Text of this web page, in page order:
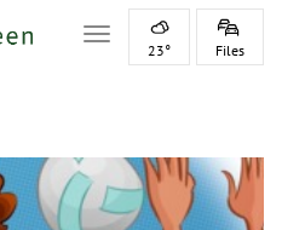
Toggle navigation
23° Files